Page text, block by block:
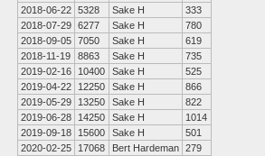
2018-06-22 5328 Sake H
333
2018-07-29 6277 Sake H
780
2018-09-05 7050 Sake H
619
2018-11-19
8863 Sake H
735
2019-02-16
10400 Sake H
525
2019-04-22
12250 Sake H
866
2019-05-29
13250 Sake H
822
2019-06-28
14250 Sake H
1014
2019-09-18
15600 Sake H
501
2020-02-25
17068 Bert Hardeman 279